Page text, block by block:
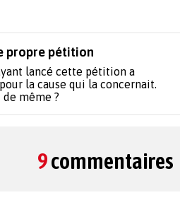
propre pétition
lancé cette pétition a
la cause qui la concernait.
même ?
9commentaires